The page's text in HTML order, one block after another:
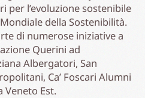
per l’evoluzione sostenibile
della Sostenibilità.
di numerose iniziative a
Querini ad
Albergatori, San
Ca’ Foscari Alumni
Est.